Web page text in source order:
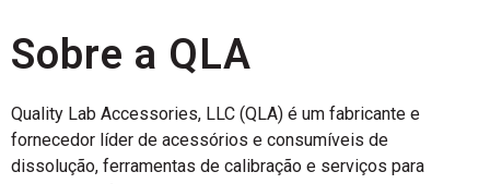
Sobre a QLA
Quality Lab Accessories, LLC (QLA) é um fabricante e
fornecedor líder de acessórios e consumíveis de
dissolução, ferramentas de calibração e serviços para